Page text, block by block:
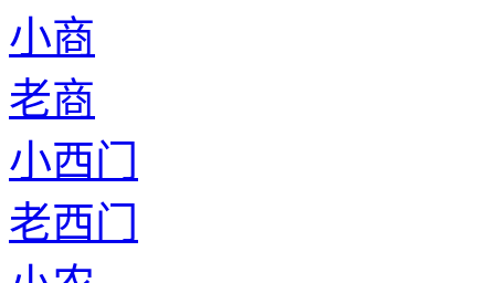
小商
老商
小西门
老西门